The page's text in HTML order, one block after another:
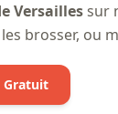
Versaillessur
brosser, ou
Gratuit